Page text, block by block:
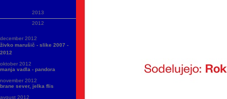
2013
2012
december 2012
živko marušič - slike 2007 -
2012
oktober 2012
manja vadla - pandora
november 2012
brane sever, jelka flis
avgust 2012